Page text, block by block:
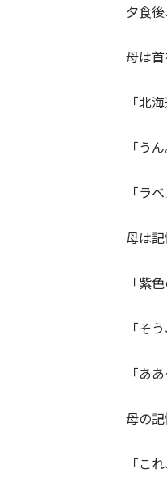
夕食
母は首
「北
「う
「ラ
母は
「紫
「そ
「あ
母の
「こ